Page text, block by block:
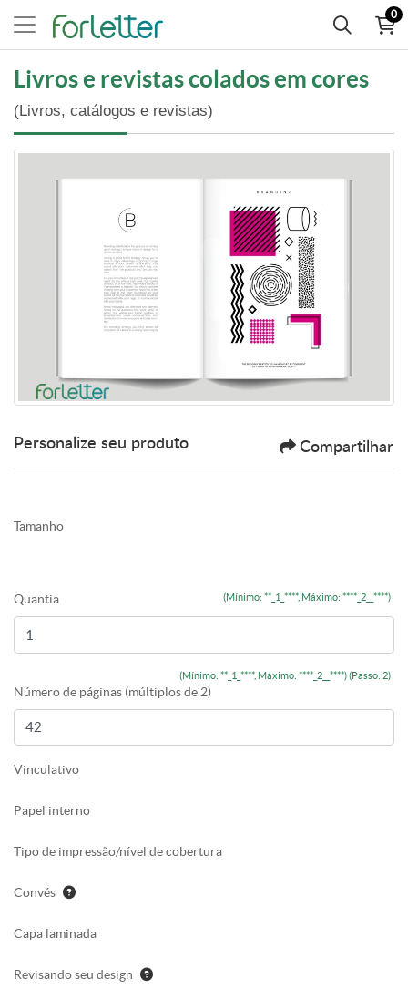
0
Livros e revistas colados em cores
(Livros, catálogos e revistas)
Personalize seu produto Compartilhar
Tamanho
(Mínimo: **_1_****, Máximo: ****_2__****)
Quantia
(Mínimo: **_1_****, Máximo: ****_2__****) (Passo: 2)
Número de páginas (múltiplos de 2)
Vinculativo
Papel interno
Tipo de impressão/nível de cobertura
Convés
Capa laminada
Revisando seu design